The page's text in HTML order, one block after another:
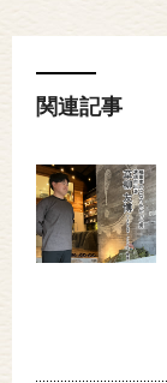
関連記事